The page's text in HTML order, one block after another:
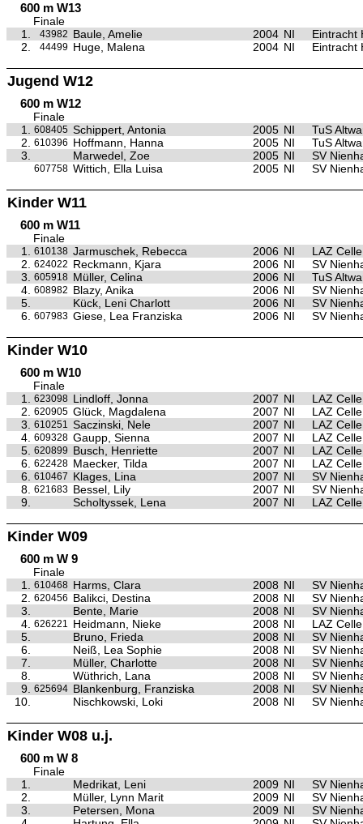
600 m W13
Finale
1.
43982 Baule, Amelie 2004 NI
Eintracht
2.
44499 Huge, Malena 2004 NI Eintracht
Jugend W12
600 m W12
Finale
1.
608405 Schippert, Antonia 2005 NI
TuS
2.
610396 Hoffmann, Hanna 2005 NI
TuS
3.
Marwedel, Zoe 2005 NI SV
607758 Wittich, Ella Luisa 2005 NI SV
Kinder W11
600 m W11
Finale
1.
610138 Jarmuschek, Rebecca 2006 NI
LAZ Celle
2.
624022 Reckmann, Kjara 2006 NI
SV
3.
605918 Müller, Celina 2006 NI
TuS
4. 608982 Blazy, Anika 2006 NI
SV
5.
Kück, Leni Charlott 2006 NI
SV
6. 607983 Giese, Lea Franziska 2006 NI SV
Kinder W10
600 m W10
Finale
1.
623098 Lindloff, Jonna 2007 NI
LAZ Celle
2.
620905 Glück, Magdalena 2007 NI
LAZ Celle
3.
610251 Saczinski, Nele 2007 NI
LAZ Celle
4. 609328 Gaupp, Sienna 2007 NI
LAZ Celle
5. 620899 Busch, Henriette 2007 NI
LAZ Celle
6. 622428 Maecker, Tilda 2007 NI
LAZ Celle
6.
610467 Klages, Lina 2007 NI
SV
8. 621683 Bessel, Lily 2007 NI
SV
9.
Scholtyssek, Lena 2007 NI LAZ Celle
Kinder W09
600 m W 9
Finale
1.
610468 Harms, Clara 2008 NI
SV
2.
620456 Balikci, Destina 2008 NI
SV
3.
Bente, Marie 2008 NI
SV
4. 626221 Heidmann, Nieke 2008 NI
LAZ Celle
5.
Bruno, Frieda 2008 NI
SV
6.
Neiß, Lea Sophie 2008 NI
SV
7.
Müller, Charlotte 2008 NI
SV
8.
Wüthrich, Lana 2008 NI
SV
9. 625694 Blankenburg, Franziska 2008 NI
SV
10.
Nischkowski, Loki 2008 NI SV
Kinder W08 u.j.
600 m W 8
Finale
1.
Medrikat, Leni 2009 NI
SV
2.
Müller, Lynn Marit 2009 NI
SV
3.
Petersen, Mona 2009 NI
SV